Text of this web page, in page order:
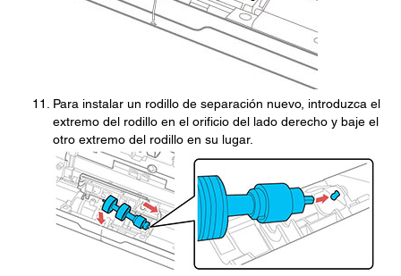
Para instalar un rodillo de separación nuevo, introduzca el
extremo del rodillo en el orificio del lado derecho y baje el
otro extremo del rodillo en su lugar.